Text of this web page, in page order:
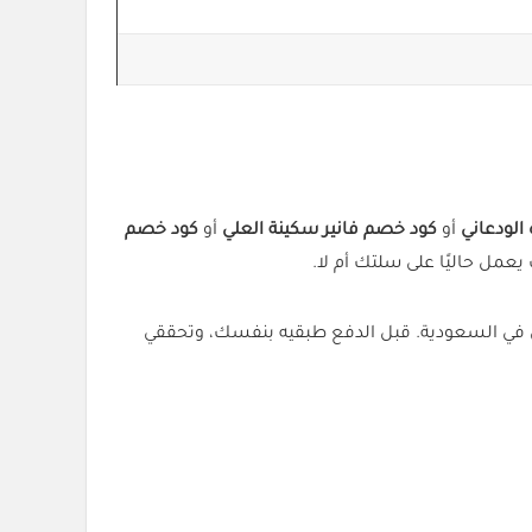
أو كود خصم فانير سكينة العلي أو كود خصم
يعمل حاليًا على سلتك أم لا.
خصمًا بنسبة 5% على الطلب المؤهل في السعودية. قبل الدفع طبقيه بنفسك، وتحققي